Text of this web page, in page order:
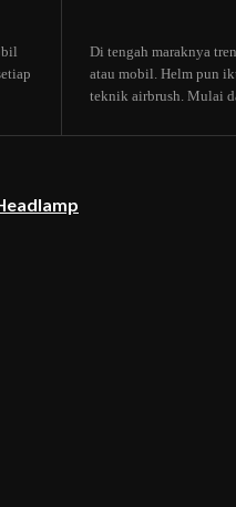
Di tengah maraknya
atau mobil. Helm pun
teknik airbrush. Mulai